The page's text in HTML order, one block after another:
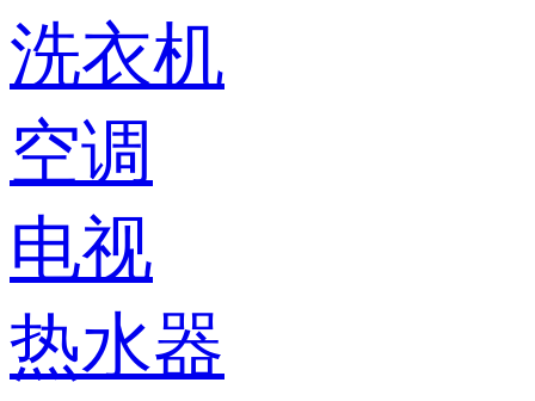
洗衣机
空调
电视
热水器